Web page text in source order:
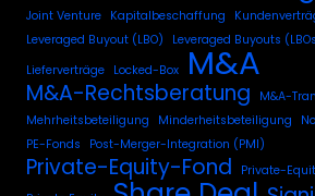
Joint Venture Kapitalbeschaffung
Leveraged Buyout (LBO)
Leveraged Buyouts
Lieferverträge Locked-Box M&A
M&A-Rechtsberatung
M&A-
Mehrheitsbeteiligung
Minderheitsbeteiligung
PE-Fonds
Post-Merger-Integration (PMI)
Private-Equity-Fond
Private-